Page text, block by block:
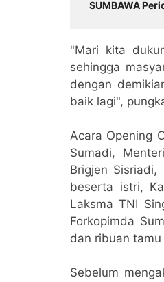
SUMBAWA
"Mari kita
sehingga
dengan
baik lagi",
Acara Opening
Sumadi,
Brigjen
beserta istri,
Laksma TNI
Forkopimda
dan ribuan
Sebelum